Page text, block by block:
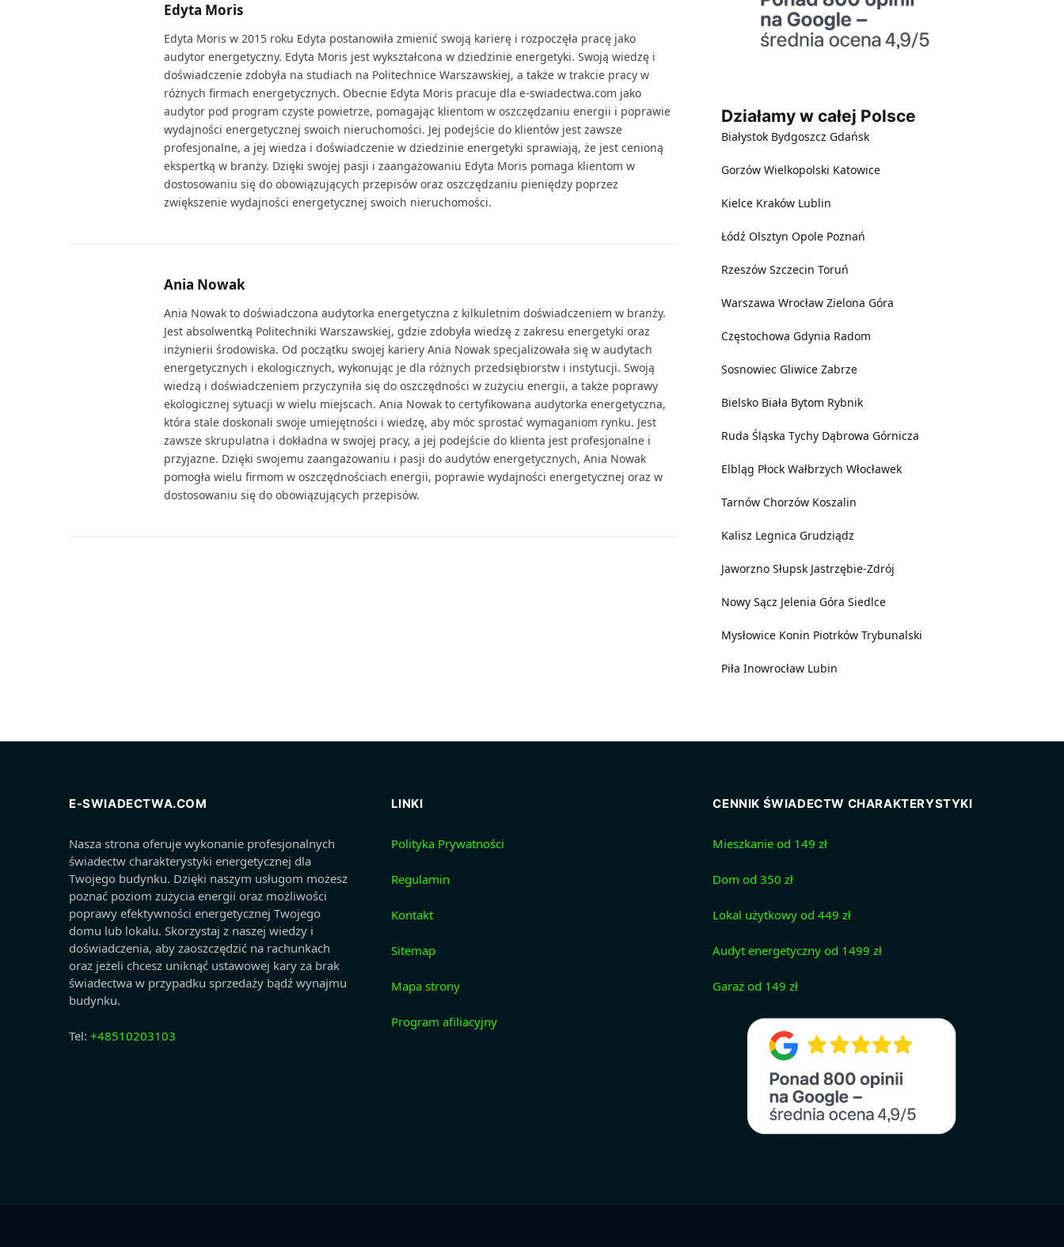
Edyta Moris
Edyta Moris w 2015 roku Edyta postanowiła zmienić swoją karierę i rozpoczęła pracę jako
audytor energetyczny. Edyta Moris jest wykształcona w dziedzinie energetyki. Swoją wiedzę i
doświadczenie zdobyła na studiach na Politechnice Warszawskiej, a także w trakcie pracy w
różnych firmach energetycznych. Obecnie Edyta Moris pracuje dla e-swiadectwa.com jako
audytor pod program czyste powietrze, pomagając klientom w oszczędzaniu energii i poprawie
wydajności energetycznej swoich nieruchomości. Jej podejście do klientów jest zawsze
profesjonalne, a jej wiedza i doświadczenie w dziedzinie energetyki sprawiają, że jest cenioną
ekspertką w branży. Dzięki swojej pasji i zaangażowaniu Edyta Moris pomaga klientom w
dostosowaniu się do obowiązujących przepisów oraz oszczędzaniu pieniędzy poprzez
zwiększenie wydajności energetycznej swoich nieruchomości.
Ania Nowak
Ania Nowak to doświadczona audytorka energetyczna z kilkuletnim doświadczeniem w branży.
Jest absolwentką Politechniki Warszawskiej, gdzie zdobyła wiedzę z zakresu energetyki oraz
inżynierii środowiska. Od początku swojej kariery Ania Nowak specjalizowała się w audytach
energetycznych i ekologicznych, wykonując je dla różnych przedsiębiorstw i instytucji. Swoją
wiedzą i doświadczeniem przyczyniła się do oszczędności w zużyciu energii, a także poprawy
ekologicznej sytuacji w wielu miejscach. Ania Nowak to certyfikowana audytorka energetyczna,
która stale doskonali swoje umiejętności i wiedzę, aby móc sprostać wymaganiom rynku. Jest
zawsze skrupulatna i dokładna w swojej pracy, a jej podejście do klienta jest profesjonalne i
przyjazne. Dzięki swojemu zaangażowaniu i pasji do audytów energetycznych, Ania Nowak
pomogła wielu firmom w oszczędnościach energii, poprawie wydajności energetycznej oraz w
dostosowaniu się do obowiązujących przepisów.
Działamy w całej Polsce
Białystok Bydgoszcz Gdańsk
Gorzów Wielkopolski Katowice
Kielce Kraków Lublin
Łódź Olsztyn Opole Poznań
Rzeszów Szczecin Toruń
Warszawa Wrocław Zielona Góra
Częstochowa Gdynia Radom
Sosnowiec Gliwice Zabrze
Bielsko Biała Bytom Rybnik
Ruda Śląska Tychy Dąbrowa Górnicza
Elbląg Płock Wałbrzych Włocławek
Tarnów Chorzów Koszalin
Kalisz Legnica Grudziądz
Jaworzno Słupsk Jastrzębie-Zdrój
Nowy Sącz Jelenia Góra Siedlce
Mysłowice Konin Piotrków Trybunalski
Piła Inowrocław Lubin
E-SWIADECTWA.COM
Nasza strona oferuje wykonanie profesjonalnych
świadectw charakterystyki energetycznej dla
Twojego budynku. Dzięki naszym usługom możesz
poznać poziom zużycia energii oraz możliwości
poprawy efektywności energetycznej Twojego
domu lub lokalu. Skorzystaj z naszej wiedzy i
doświadczenia, aby zaoszczędzić na rachunkach
oraz jeżeli chcesz uniknąć ustawowej kary za brak
świadectwa w przypadku sprzedaży bądź wynajmu
budynku.
Tel: +48510203103
LINKI
Polityka Prywatności
Regulamin
Kontakt
Sitemap
Mapa strony
Program afiliacyjny
CENNIK ŚWIADECTW CHARAKTERYSTYKI
Mieszkanie od 149 zł
Dom od 350 zł
Lokal użytkowy od 449 zł
Audyt energetyczny od 1499 zł
Garaż od 149 zł